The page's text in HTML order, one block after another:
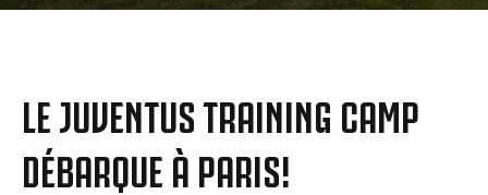
LE JUVENTUS TRAINING CAMP
DÉBARQUE À PARIS!